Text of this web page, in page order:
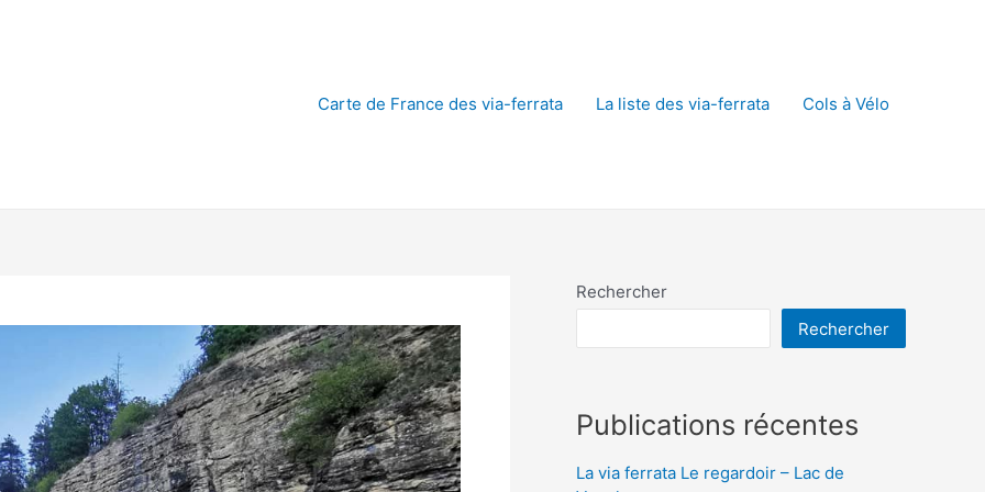
Carte de France des via-ferrata
La liste des via-ferrata Cols à Vélo
Rechercher
Rechercher
Publications récentes
La via ferrata Le regardoir – Lac de